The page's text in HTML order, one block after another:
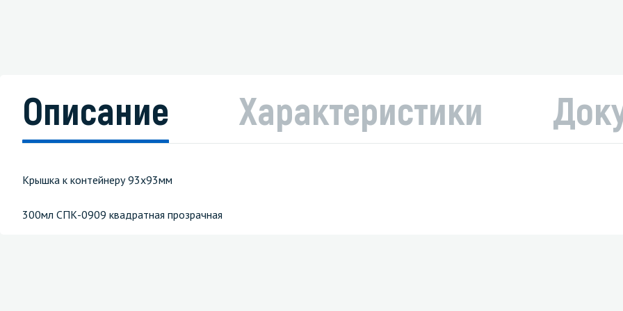
Описание Характеристики
Крышка к контейнеру 93х93мм
300мл СПК-0909 квадратная прозрачная